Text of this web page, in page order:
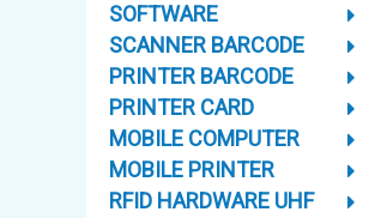
SOFTWARE
SCANNER BARCODE
PRINTER BARCODE
PRINTER CARD
MOBILE COMPUTER
MOBILE PRINTER
RFID HARDWARE UHF